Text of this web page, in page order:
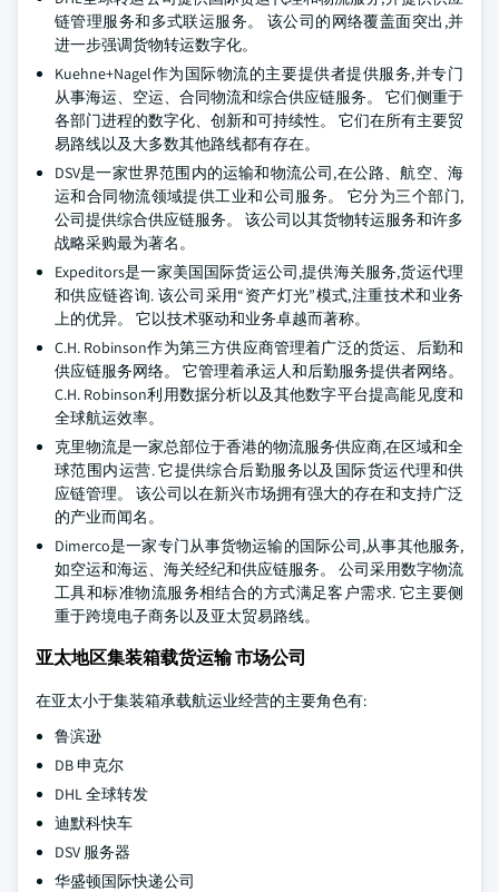
链管理服务和多式联运服务。 该公司的网络覆盖面突出,并
进一步强调货物转运数字化。
Kuehne+Nagel作为国际物流的主要提供者提供服务,并专门
从事海运、空运、合同物流和综合供应链服务。 它们侧重于
各部门进程的数字化、创新和可持续性。 它们在所有主要贸
易路线以及大多数其他路线都有存在。
DSV是一家世界范围内的运输和物流公司,在公路、航空、海
运和合同物流领域提供工业和公司服务。 它分为三个部门,
公司提供综合供应链服务。 该公司以其货物转运服务和许多
战略采购最为著名。
Expeditors是一家美国国际货运公司,提供海关服务,货运代理
和供应链咨询. 该公司采用“资产灯光”模式,注重技术和业务
上的优异。 它以技术驱动和业务卓越而著称。
C.H. Robinson作为第三方供应商管理着广泛的货运、后勤和
供应链服务网络。 它管理着承运人和后勤服务提供者网络。
C.H. Robinson利用数据分析以及其他数字平台提高能见度和
全球航运效率。
克里物流是一家总部位于香港的物流服务供应商,在区域和全
球范围内运营. 它提供综合后勤服务以及国际货运代理和供
应链管理。 该公司以在新兴市场拥有强大的存在和支持广泛
的产业而闻名。
Dimerco是一家专门从事货物运输的国际公司,从事其他服务,
如空运和海运、海关经纪和供应链服务。 公司采用数字物流
工具和标准物流服务相结合的方式满足客户需求. 它主要侧
重于跨境电子商务以及亚太贸易路线。
亚太地区集装箱载货运输 市场公司
在亚太小于集装箱承载航运业经营的主要角色有:
鲁滨逊
DB 申克尔
DHL 全球转发
迪默科快车
DSV 服务器
华盛顿国际快递公司